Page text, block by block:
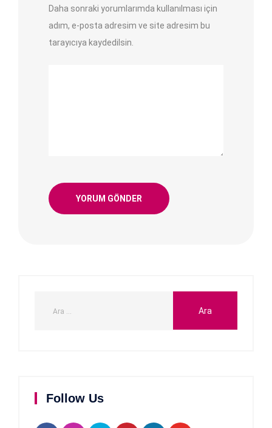
Daha sonraki yorumlarımda kullanılması için
adım, e-posta adresim ve site adresim bu
tarayıcıya kaydedilsin.
Follow Us